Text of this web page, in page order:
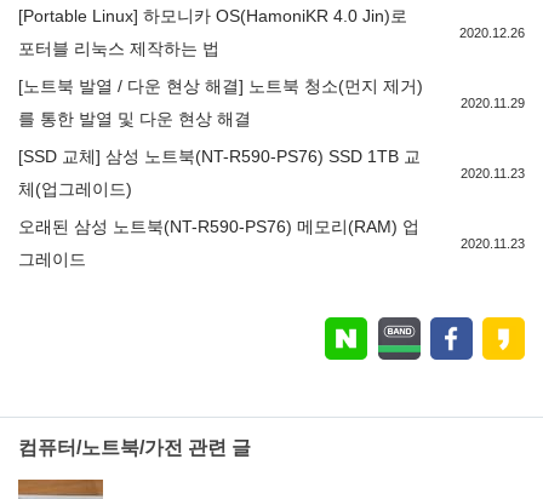
[Portable Linux] 하모니카 OS(HamoniKR 4.0 Jin)로
포터블 리눅스 제작하는 법
2020.12.26
[노트북 발열 / 다운 현상 해결] 노트북 청소(먼지 제거)
를 통한 발열 및 다운 현상 해결
2020.11.29
[SSD 교체] 삼성 노트북(NT-R590-PS76) SSD 1TB 교
체(업그레이드)
2020.11.23
오래된 삼성 노트북(NT-R590-PS76) 메모리(RAM) 업
그레이드
2020.11.23
컴퓨터/노트북/가전 관련 글